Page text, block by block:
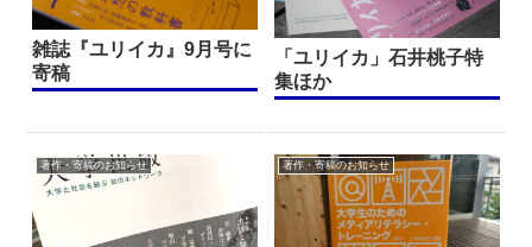
雑誌『ユリイカ』9月号に
寄稿
「ユリイカ」石井桃子特
集ほか
著作・寄稿のお知らせ 著作・寄稿のお知らせ